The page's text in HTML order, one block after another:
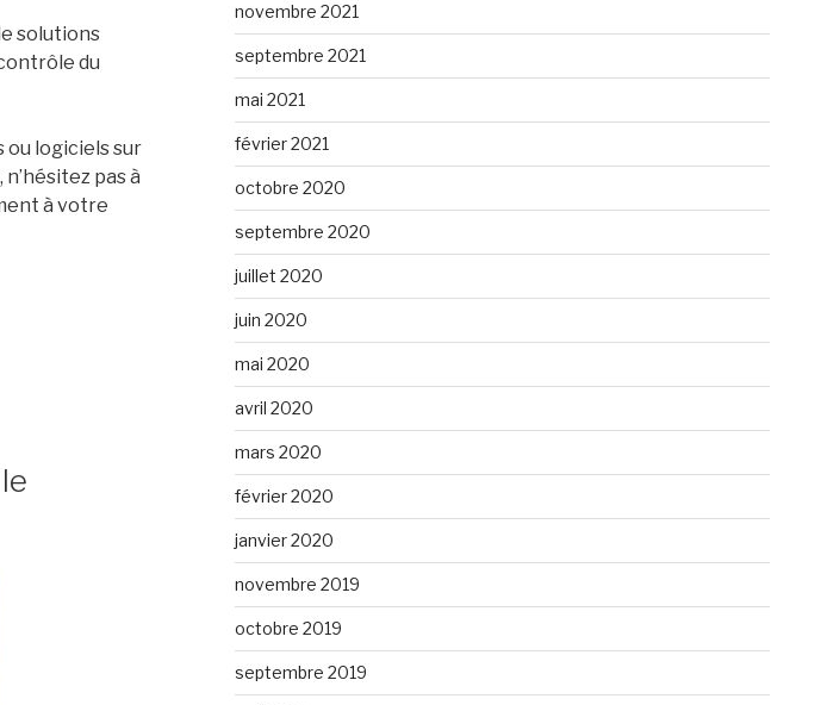
solutions
du
ou logiciels sur
pas à
à votre
novembre 2021
septembre 2021
mai 2021
février 2021
octobre 2020
septembre 2020
juillet 2020
juin 2020
mai 2020
avril 2020
mars 2020
février 2020
janvier 2020
novembre 2019
octobre 2019
septembre 2019